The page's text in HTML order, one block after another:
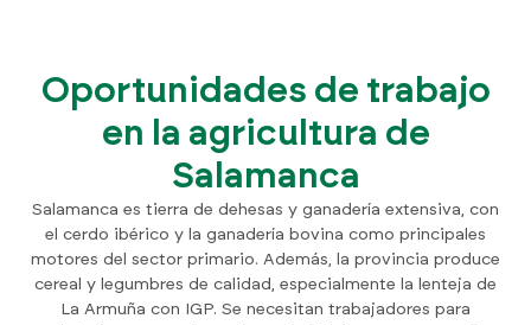
Oportunidades de trabajo
en la agricultura de
Salamanca
Salamanca es tierra de dehesas y ganadería extensiva, con
el cerdo ibérico y la ganadería bovina como principales
motores del sector primario. Además, la provincia produce
cereal y legumbres de calidad, especialmente la lenteja de
La Armuña con IGP. Se necesitan trabajadores para